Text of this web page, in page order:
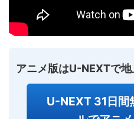
アニメ版はU-NEXTで地
U-NEXT 31日間